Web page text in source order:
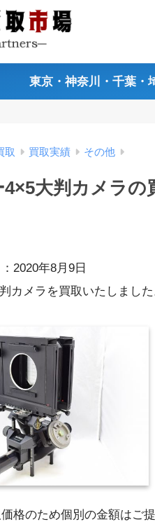
東京・神奈川・千葉・
取 買取実績 その他
大判カメラの
2020年8月9日
カメラを買取いたしました
格のため個別の金額はご